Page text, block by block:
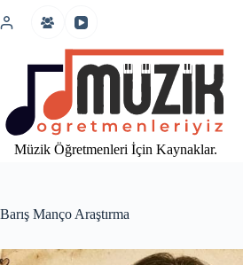
atla
Müzik Öğretmenleri İçin Kaynaklar.
Barış Manço Araştırma